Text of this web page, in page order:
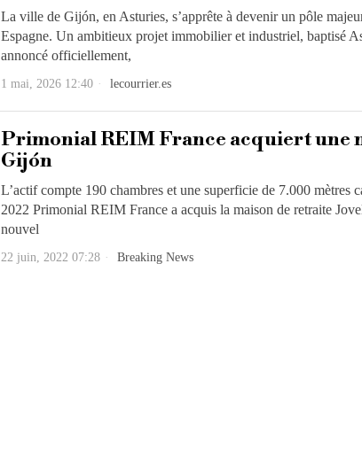
La ville de Gijón, en Asturies, s’apprête à devenir un pôle
Espagne. Un ambitieux projet immobilier et industriel, baptisé
annoncé officiellement,
1 mai, 2026 12:40 lecourrier.es
Primonial REIM France acquiert une
Gijón
L’actif compte 190 chambres et une superficie de 7.000 mètres
2022 Primonial REIM France a acquis la maison de retraite
nouvel
22 juin, 2022 07:28 Breaking News